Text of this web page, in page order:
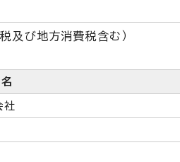
び地方消費税含む）
社